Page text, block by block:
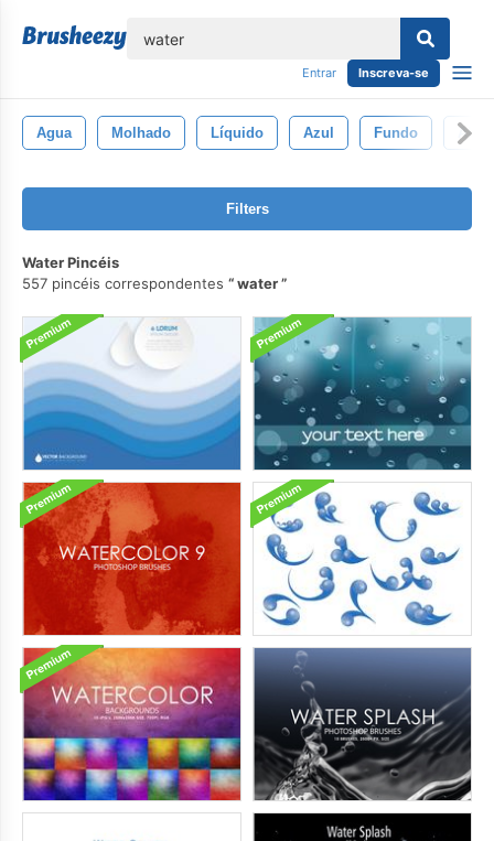
Entrar Inscreva-se
Agua Molhado Líquido Azul Fundo
Filters
Water Pincéis
557 pincéis correspondentes
water